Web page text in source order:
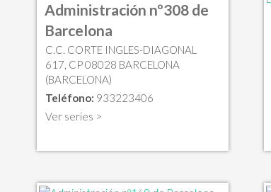
Administración nº308 de
Barcelona
C.C. CORTE INGLES-DIAGONAL
617, CP 08028 BARCELONA
(BARCELONA)
Teléfono: 933223406
Ver series >